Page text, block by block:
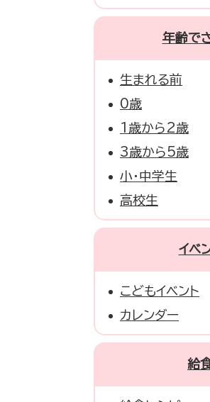
年齢で
生まれる前
0歳
1歳から2歳
3歳から5歳
小・中学生
高校生
イベ
こどもイベント
カレンダー
給